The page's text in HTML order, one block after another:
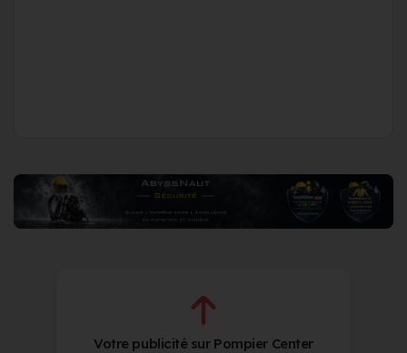
Votre publicité sur Pompier Center